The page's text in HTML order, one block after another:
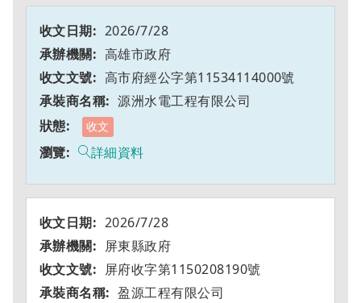
2026/7/28
高雄市政府
高市府經公字第11534114000號
源洲水電工程有限公司
收文
詳細資料
2026/7/28
屏東縣政府
屏府收字第1150208190號
盈源工程有限公司